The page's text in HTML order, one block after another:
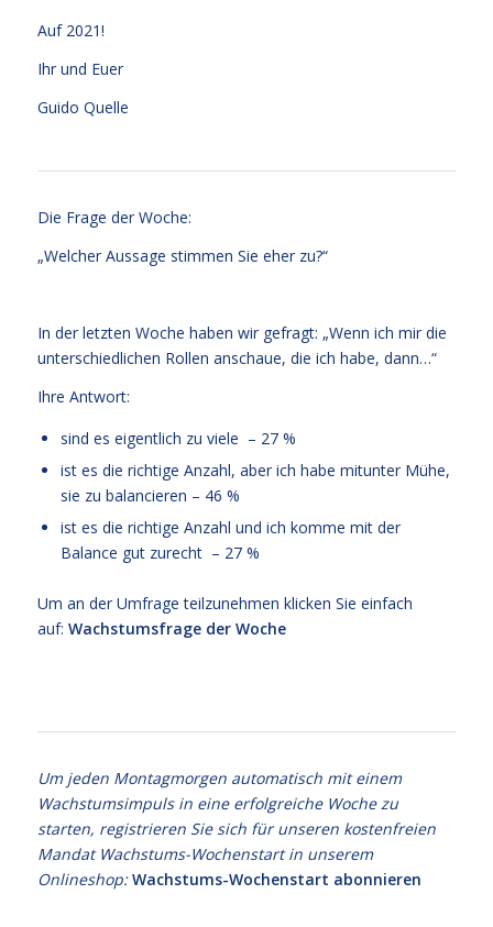
Auf 2021!
Ihr und Euer
Guido Quelle
Die Frage der Woche:
„Welcher Aussage stimmen Sie eher zu?“
In der letzten Woche haben wir gefragt: „Wenn ich mir die
unterschiedlichen Rollen anschaue, die ich habe, dann…“
Ihre Antwort:
sind es eigentlich zu viele – 27 %
ist es die richtige Anzahl, aber ich habe mitunter Mühe,
sie zu balancieren – 46 %
ist es die richtige Anzahl und ich komme mit der
Balance gut zurecht – 27 %
Um an der Umfrage teilzunehmen klicken Sie einfach
auf: Wachstumsfrage der Woche
Um jeden Montagmorgen automatisch mit einem
Wachstumsimpuls in eine erfolgreiche Woche zu
starten, registrieren Sie sich für unseren kostenfreien
Mandat Wachstums-Wochenstart in unserem
Onlineshop:Wachstums-Wochenstart abonnieren